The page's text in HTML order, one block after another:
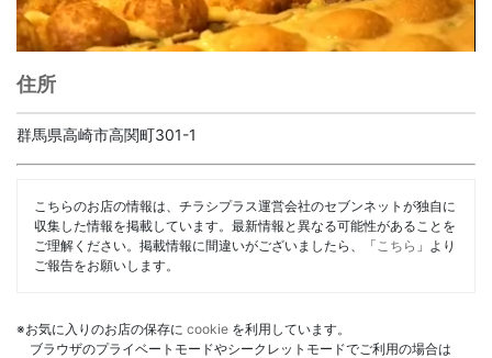
住所
群馬県高崎市高関町301-1
こちらのお店の情報は、チラシプラス運営会社のセブンネットが独自に
収集した情報を掲載しています。最新情報と異なる可能性があることを
ご理解ください。掲載情報に間違いがございましたら、「 こちら 」より
ご報告をお願いします。
※お気に入りのお店の保存に cookie を利用しています。
ブラウザのプライベートモードやシークレットモードでご利用の場合は